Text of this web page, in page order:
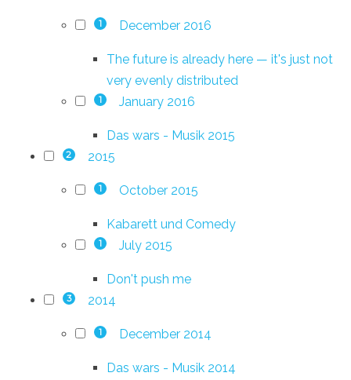
1 December 2016
The future is already here — it's just not
very evenly distributed
1 January 2016
Das wars - Musik 2015
2 2015
1 October 2015
Kabarett und Comedy
1 July 2015
Don't push me
3 2014
1 December 2014
Das wars - Musik 2014